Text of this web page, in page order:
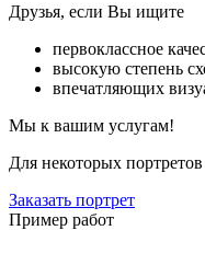
Друзья, если Вы ищите
первоклассное
высокую степень
впечатляющих
Мы к вашим услугам!
Для некоторых
Заказать портрет
Пример работ